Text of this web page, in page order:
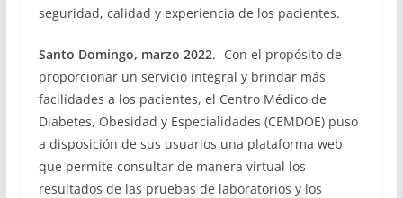
seguridad, calidad y experiencia de los pacientes.
Santo Domingo, marzo 2022.- Con el propósito de
proporcionar un servicio integral y brindar más
facilidades a los pacientes, el Centro Médico de
Diabetes, Obesidad y Especialidades (CEMDOE) puso
a disposición de sus usuarios una plataforma web
que permite consultar de manera virtual los
resultados de las pruebas de laboratorios y los